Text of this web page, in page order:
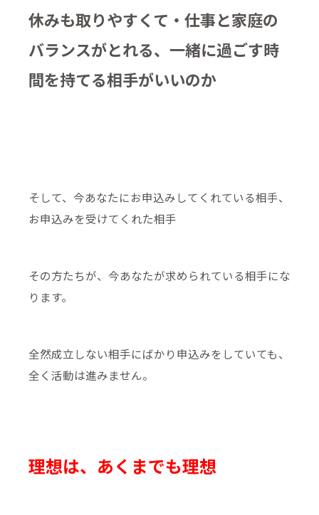
休みも取りやすくて・仕事と家庭の
バランスがとれる、一緒に過ごす時
間を持てる相手がいいのか
そして、今あなたにお申込みしてくれている相手、
お申込みを受けてくれた相手
その方たちが、今あなたが求められている相手にな
ります。
全然成立しない相手にばかり申込みをしていても、
全く活動は進みません。
理想は、あくまでも理想